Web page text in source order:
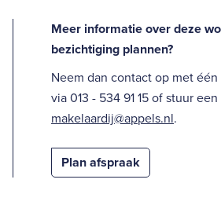
Meer informatie over deze
bezichtiging plannen?
Neem dan contact op met
via 013 - 534 91 15 of stuur
makelaardij@appels.nl.
Plan afspraak